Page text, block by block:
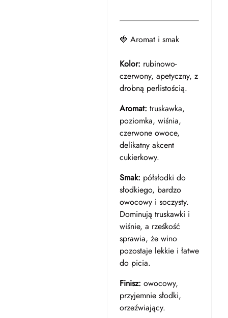
🍓 Aromat i smak
Kolor: rubinowo-
czerwony, apetyczny, z
drobną perlistością.
Aromat: truskawka,
poziomka, wiśnia,
czerwone owoce,
delikatny akcent
cukierkowy.
Smak: półsłodki do
słodkiego, bardzo
owocowy i soczysty.
Dominują truskawki i
wiśnie, a rześkość
sprawia, że wino
pozostaje lekkie i łatwe
do picia.
Finisz: owocowy,
przyjemnie słodki,
orzeźwiający.